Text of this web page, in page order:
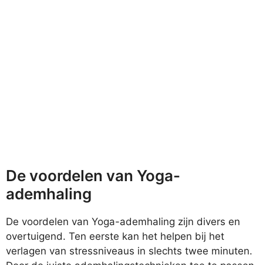
De voordelen van Yoga-
ademhaling
De voordelen van Yoga-ademhaling zijn divers en
overtuigend. Ten eerste kan het helpen bij het
verlagen van stressniveaus in slechts twee minuten.